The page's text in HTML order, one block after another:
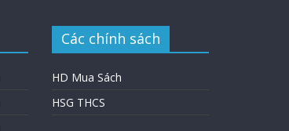
Các chính sách
HD Mua Sách
HSG THCS